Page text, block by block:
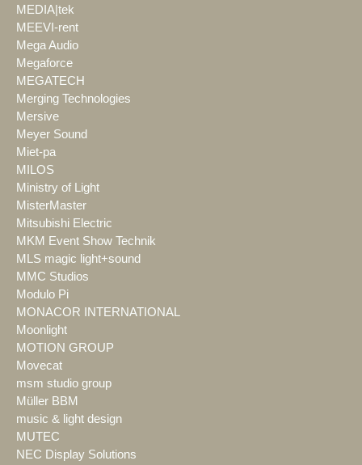
MEDIA|tek
MEEVI-rent
Mega Audio
Megaforce
MEGATECH
Merging Technologies
Mersive
Meyer Sound
Miet-pa
MILOS
Ministry of Light
MisterMaster
Mitsubishi Electric
MKM Event Show Technik
MLS magic light+sound
MMC Studios
Modulo Pi
MONACOR INTERNATIONAL
Moonlight
MOTION GROUP
Movecat
msm studio group
Müller BBM
music & light design
MUTEC
NEC Display Solutions